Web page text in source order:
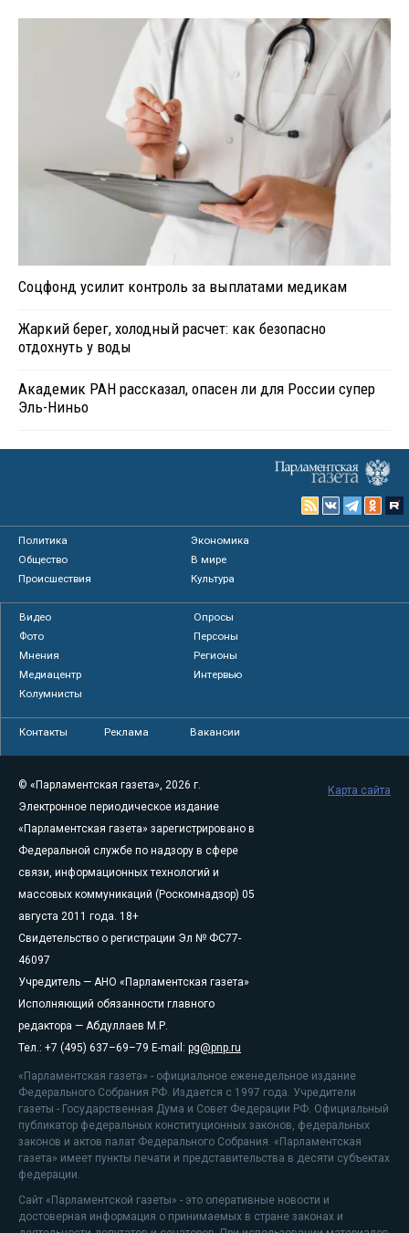
Соцфонд усилит контроль за выплатами медикам
Жаркий берег, холодный расчет: как безопасно
отдохнуть у воды
Академик РАН рассказал, опасен ли для России супер
Эль-Ниньо
Политика
Экономика
Общество
В мире
Происшествия
Культура
Видео
Опросы
Фото
Персоны
Мнения
Регионы
Медиацентр
Интервью
Колумнисты
Контакты Реклама Вакансии
© «Парламентская газета», 2026 г.
Электронное периодическое издание
«Парламентская газета» зарегистрировано в
Федеральной службе по надзору в сфере
связи, информационных технологий и
массовых коммуникаций (Роскомнадзор) 05
августа 2011 года. 18+
Свидетельство о регистрации Эл № ФС77-
46097
Учредитель — АНО «Парламентская газета»
Исполняющий обязанности главного
редактора — Абдуллаев М.Р.
Тел.: +7 (495) 637–69–79 E-mail: pg@pnp.ru
«Парламентская газета» - официальное еженедельное издание
Федерального Собрания РФ. Издается с 1997 года. Учредители
газеты - Государственная Дума и Совет Федерации РФ. Официальный
публикатор федеральных конституционных законов, федеральных
законов и актов палат Федерального Собрания. «Парламентская
газета» имеет пункты печати и представительства в десяти субъектах
федерации.
Сайт «Парламентской газеты» - это оперативные новости и
достоверная информация о принимаемых в стране законах и
Карта сайта